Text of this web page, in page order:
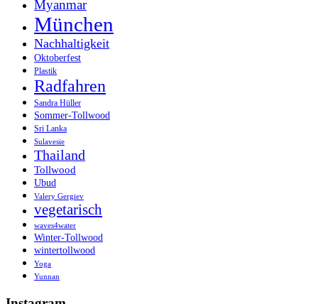
Myanmar
München
Nachhaltigkeit
Oktoberfest
Plastik
Radfahren
Sandra Hüller
Sommer-Tollwood
Sri Lanka
Sulavesie
Thailand
Tollwood
Ubud
Valery Gergiev
vegetarisch
waves4water
Winter-Tollwood
wintertollwood
Yoga
Yunnan